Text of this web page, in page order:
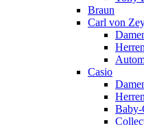
Braun
Carl von
Herren
Casio
Herren
Baby-